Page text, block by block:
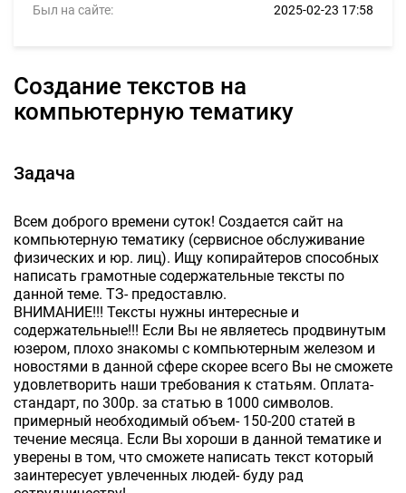
Был на сайте: 2025-02-23 17:58
Создание текстов на
компьютерную тематику
Задача
Всем доброго времени суток! Создается сайт на
компьютерную тематику (сервисное обслуживание
физических и юр. лиц). Ищу копирайтеров способных
написать грамотные содержательные тексты по
данной теме. ТЗ- предоставлю.
ВНИМАНИЕ!!! Тексты нужны интересные и
содержательные!!! Если Вы не являетесь продвинутым
юзером, плохо знакомы с компьютерным железом и
новостями в данной сфере скорее всего Вы не сможете
удовлетворить наши требования к статьям. Оплата-
стандарт, по 300р. за статью в 1000 символов.
примерный необходимый объем- 150-200 статей в
течение месяца. Если Вы хороши в данной тематике и
уверены в том, что сможете написать текст который
заинтересует увлеченных людей- буду рад